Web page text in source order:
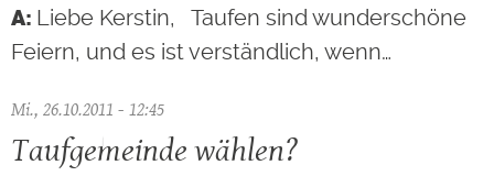
Liebe Kerstin, Taufen sind wunderschöne
Feiern, und es ist verständlich, wenn…
Mi., 26.10.2011 - 12:45
Taufgemeinde wählen?